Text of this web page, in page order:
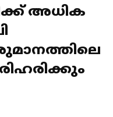
അധിക